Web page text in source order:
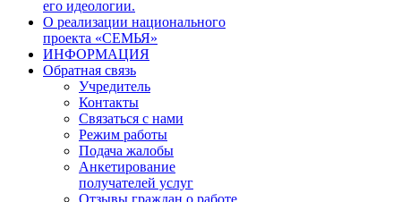
его идеологии.
О реализации национального
проекта «СЕМЬЯ»
ИНФОРМАЦИЯ
Обратная связь
Учредитель
Контакты
Связаться с нами
Режим работы
Подача жалобы
Анкетирование
получателей услуг
Отзывы граждан о работе